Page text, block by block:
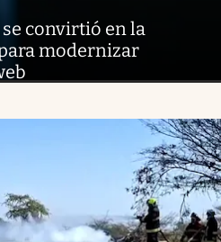
se convirtió en la
modernizar